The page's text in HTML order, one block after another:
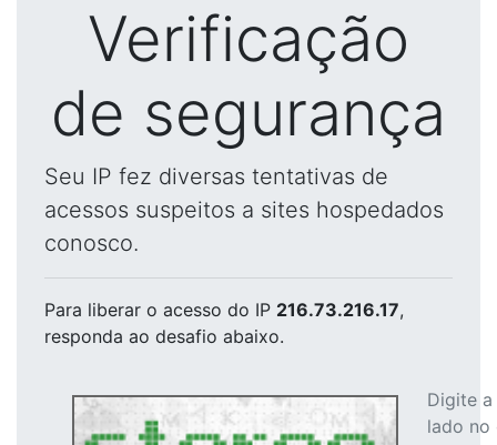
Verificação
de segurança
Seu IP fez diversas tentativas de
acessos suspeitos a sites hospedados
conosco.
Para liberar o acesso do IP 216.73.216.17,
responda ao desafio abaixo.
Digite
lado no